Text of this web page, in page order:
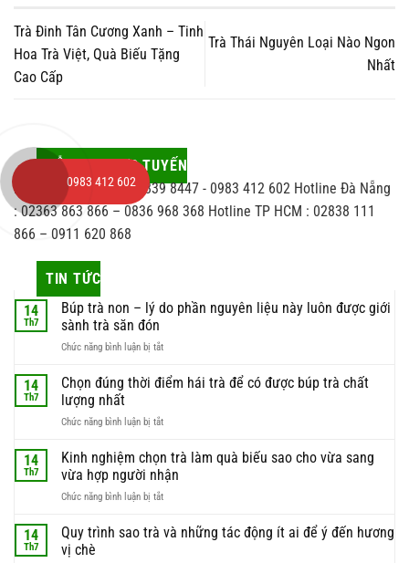
Trà Đinh Tân Cương Xanh – Tinh
Hoa Trà Việt, Quà Biếu Tặng
Cao Cấp
Trà Thái Nguyên Loại Nào Ngon
Nhất
HỖ TRỢ TRỰC TUYẾN
Hotline Hà Nội : 0243 839 8447 - 0983 412 602 Hotline Đà Nẵng
: 02363 863 866 – 0836 968 368 Hotline TP HCM : 02838 111
866 – 0911 620 868
TIN TỨC
14
Th7
Búp trà non – lý do phần nguyên liệu này luôn được giới
sành trà săn đón
Chức năng bình luận bị tắtở
trà
lý
phần
nguyên
liệu
này
được
14
Th7
Chọn đúng thời điểm hái trà để có được búp trà chất
lượng nhất
Chức năng bình luận bị tắtở
đúng
thời
điểm
hái
để
14
Th7
Kinh nghiệm chọn trà làm quà biếu sao cho vừa sang
vừa hợp người nhận
Chức năng bình luận bị tắtở
nghiệm
14
Th7
Quy trình sao trà và những tác động ít ai để ý đến hương
vị chè
0983 412 602